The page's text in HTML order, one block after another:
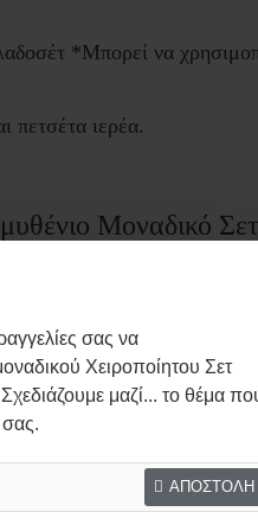
σας να
Χειροποίητου Σετ
μαζί... το θέμα
σας.
ΑΠΟΣΤΟΛΉ
*Μπορεί να
πετσέτα ιερέα.
Μοναδικό
σε συσκευασία
τραπεζιού